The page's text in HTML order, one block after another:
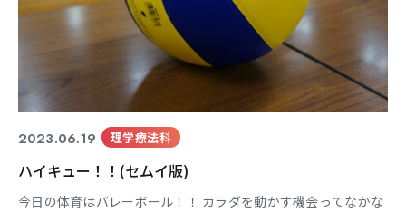
2023.06.19 理学療法科
ハイキュー！！(セムイ版)
今日の体育はバレーボール！！ カラダを動かす機会ってなかな